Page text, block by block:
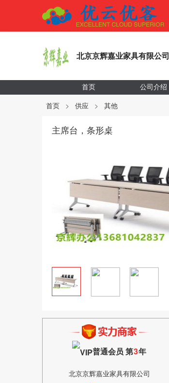
北京京辉嘉业家具有限公司
首页 公司介绍
首页 > 供应 > 其他
主席台，条形桌
普通会员 第3年
北京京辉嘉业家具有限公司